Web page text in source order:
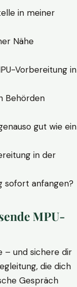
in meiner
Nähe
Vorbereitung in
Behörden
gut wie ein
in der
sofort anfangen?
MPU-
– und sichere dir
die dich
Gespräch